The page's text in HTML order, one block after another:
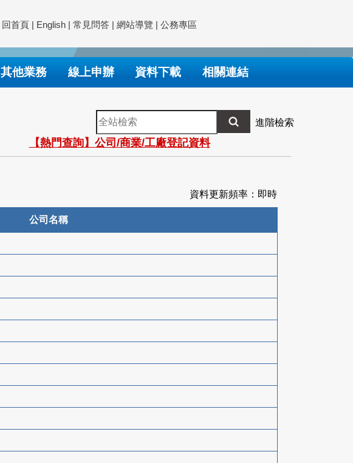
回首頁 | English | 常見問答 | 網站導覽 | 公務專區
其他業務 線上申辦 資料下載 相關連結
全
站
檢
索
進階檢索
【熱門查詢】公司/商業/工廠登記資料
資料更新頻率：即時
公司名稱